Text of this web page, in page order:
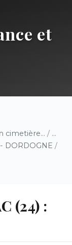
et
cimetière... / ...
DORDOGNE /
(24) :